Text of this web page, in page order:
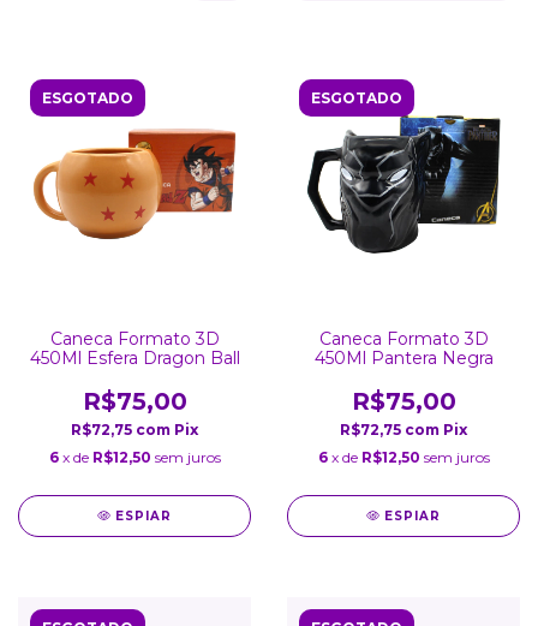
ESGOTADO
Caneca Formato 3D
450Ml Esfera Dragon Ball
R$75,00
R$72,75 com Pix
6 x de R$12,50 sem juros
ESPIAR
ESGOTADO
Caneca Formato 3D
450Ml Pantera Negra
R$75,00
R$72,75 com Pix
6 x de R$12,50 sem juros
ESPIAR